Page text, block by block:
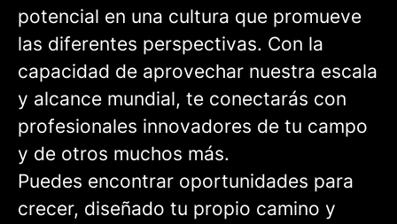
potencial en una cultura que promueve
las diferentes perspectivas. Con la
capacidad de aprovechar nuestra escala
y alcance mundial, te conectarás con
profesionales innovadores de tu campo
y de otros muchos más.
Puedes encontrar oportunidades para
crecer, diseñado tu propio camino y